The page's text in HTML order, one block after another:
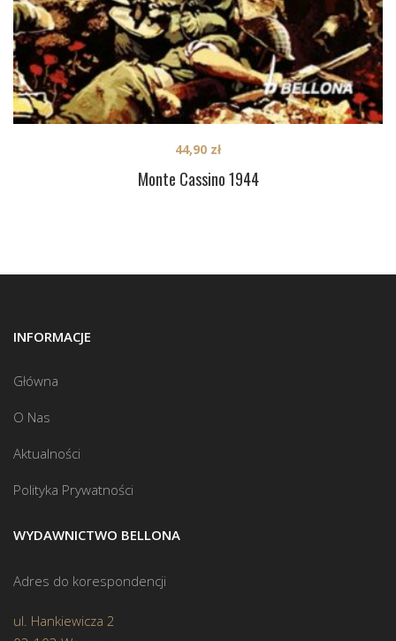
Monte Cassino 1944
44,90 zł
INFORMACJE
Główna
O Nas
Aktualności
Polityka Prywatności
WYDAWNICTWO BELLONA
Adres do korespondencji
ul. Hankiewicza 2